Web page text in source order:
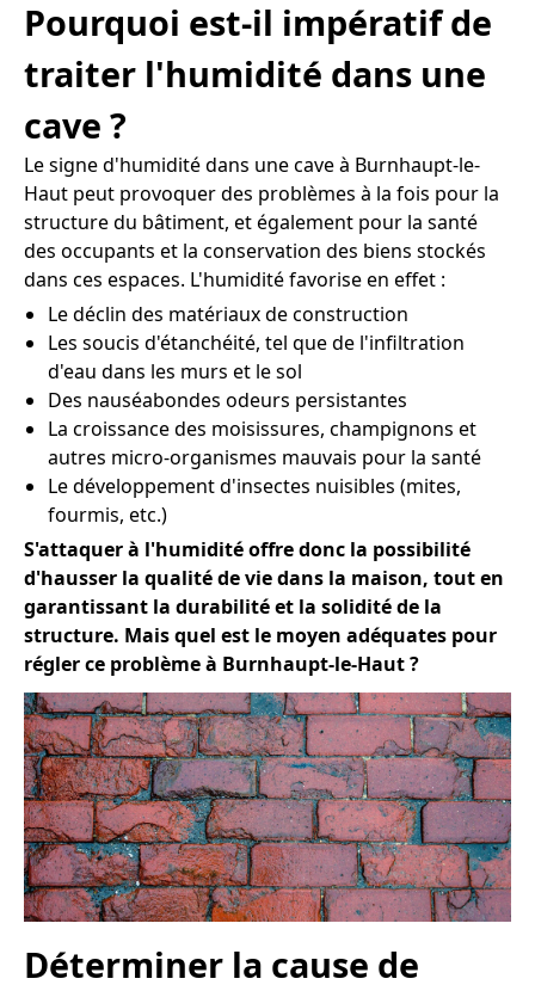
Pourquoi est-il impératif de
traiter l'humidité dans une
cave ?
Le signe d'humidité dans une cave à Burnhaupt-le-
Haut peut provoquer des problèmes à la fois pour la
structure du bâtiment, et également pour la santé
des occupants et la conservation des biens stockés
dans ces espaces. L'humidité favorise en effet :
Le déclin des matériaux de construction
Les soucis d'étanchéité, tel que de l'infiltration
d'eau dans les murs et le sol
Des nauséabondes odeurs persistantes
La croissance des moisissures, champignons et
autres micro-organismes mauvais pour la santé
Le développement d'insectes nuisibles (mites,
fourmis, etc.)
S'attaquer à l'humidité offre donc la possibilité
d'hausser la qualité de vie dans la maison, tout en
garantissant la durabilité et la solidité de la
structure. Mais quel est le moyen adéquates pour
régler ce problème à Burnhaupt-le-Haut ?
Déterminer la cause de